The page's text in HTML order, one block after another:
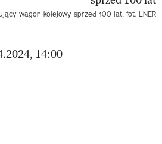
wagon kolejowy sprzed 100 lat, fot. LNER
14:00